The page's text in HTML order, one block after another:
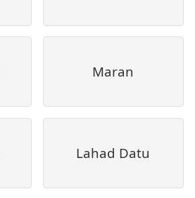
Maran
Lahad Datu